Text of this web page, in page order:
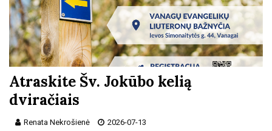
Atraskite Šv. Jokūbo kelią
dviračiais
Renata Nekrošienė 2026-07-13